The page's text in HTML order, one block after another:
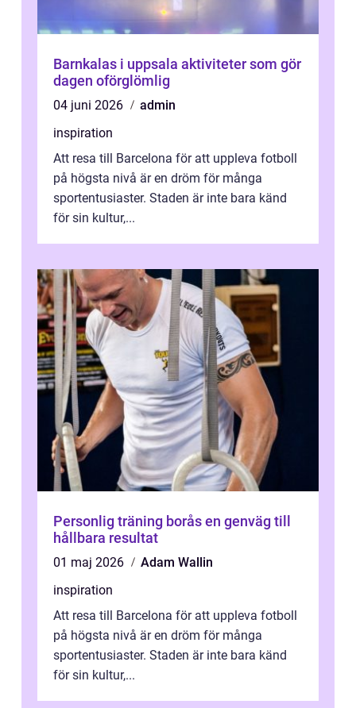
Barnkalas i uppsala aktiviteter som gör
dagen oförglömlig
04 juni 2026
admin
inspiration
Att resa till Barcelona för att uppleva fotboll
på högsta nivå är en dröm för många
sportentusiaster. Staden är inte bara känd
för sin kultur,...
Personlig träning borås en genväg till
hållbara resultat
01 maj 2026
Adam Wallin
inspiration
Att resa till Barcelona för att uppleva fotboll
på högsta nivå är en dröm för många
sportentusiaster. Staden är inte bara känd
för sin kultur,...